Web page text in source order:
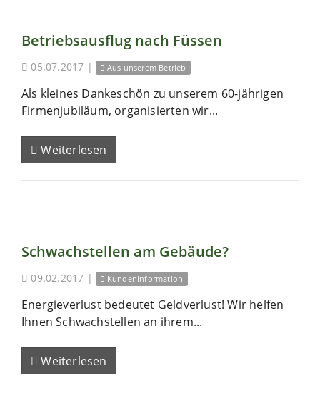
Betriebsausflug nach Füssen
05.07.2017 | Aus unserem Betrieb
Als kleines Dankeschön zu unserem 60-jährigen
Firmenjubiläum, organisierten wir...
Weiterlesen
Schwachstellen am Gebäude?
09.02.2017 | Kundeninformation
Energieverlust bedeutet Geldverlust! Wir helfen
Ihnen Schwachstellen an ihrem...
Weiterlesen